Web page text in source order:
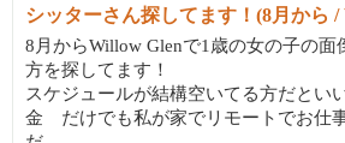
シッターさん探してます！(8月から /
8月からWillow Glenで1歳の女の子の面
方を探してます！
スケジュールが結構空いてる方だとい
金 だけでも私が家でリモートでお仕